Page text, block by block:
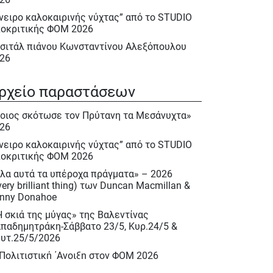
καλοκαιρινής νύχτας” από το STUDIO
ΦΟΜ 2026
πιάνου Κωνσταντίνου Αλεξόπουλου
brilliant thing) των Duncan Macmillan &
Donahoe
σκιά της μύγας» της Βαλεντίνας
Σάββατο 23/5, Κυρ.24/5 &
5/2026
΄Ανοιξη στον ΦΟΜ 2026
Άνοιξη 2026
Πασχαλίδης, Σάββατο 9 Μαίου 2026
στον Νίκο Περέλη 15/12/2025
του Κάρλο Κολόντι, Νοεμ. – Δεκ.
: «Αειθαλείς άριες» με την Δραματική
παραστάσεων
σκότωσε τον Πρύτανη τα Μεσάνυχτα»
καλοκαιρινής νύχτας” από το STUDIO
ΦΟΜ 2026
αυτά τα υπέροχα πράγματα» – 2026
brilliant thing) των Duncan Macmillan &
Donahoe
σκιά της μύγας» της Βαλεντίνας
Σάββατο 23/5, Κυρ.24/5 &
5/2026
΄Ανοιξη στον ΦΟΜ 2026